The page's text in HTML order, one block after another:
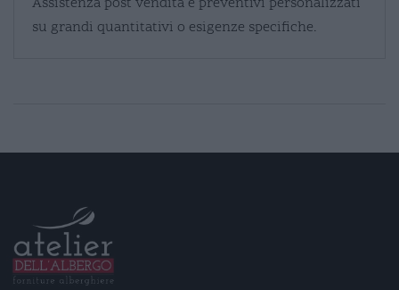
su grandi quantitativi o esigenze specifiche.